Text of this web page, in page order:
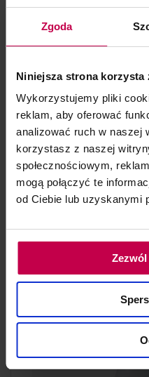
Zgoda
Niniejsza strona korzysta
Wykorzystujemy pliki
reklam, aby oferować
analizować ruch w naszej
korzystasz z naszej
społecznościowym,
mogą połączyć te
od Ciebie lub uzyskanymi
Bioevolution
Warm - 5 ml
tworzenia
(jasna ciepła baza
Kod: 6248
Poj: ml
129, -109, -